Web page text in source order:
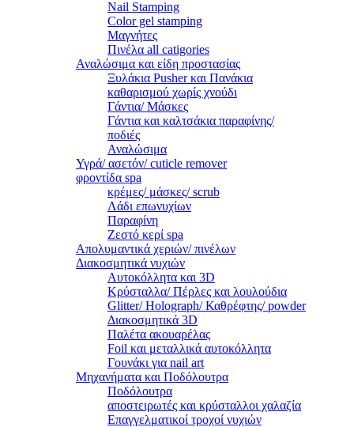
Nail Stamping
Color gel stamping
Μαγνήτες
Πινέλα all catigories
Αναλώσιμα και είδη προστασίας
Ξυλάκια Pusher και Πανάκια
καθαρισμού χωρίς χνούδι
Γάντια/ Μάσκες
Γάντια και καλτσάκια παραφίνης/
ποδιές
Αναλώσιμα
Υγρά/ ασετόν/ cuticle remover
φροντίδα spa
κρέμες/ μάσκες/ scrub
Λάδι επωνυχίων
Παραφίνη
Ζεστό κερί spa
Απολυμαντικά χεριών/ πινέλων
Διακοσμητικά νυχιών
Αυτοκόλλητα και 3D
Κρύσταλλα/ Πέρλες και λουλούδια
Glitter/ Holograph/ Καθρέφτης/ powder
Διακοσμητικά 3D
Παλέτα ακουαρέλας
Foil και μεταλλικά αυτοκόλλητα
Γουνάκι για nail art
Μηχανήματα και Ποδόλουτρα
Ποδόλουτρα
αποστειρωτές και κρύσταλλοι χαλαζία
Επαγγελματικοί τροχοί νυχιών